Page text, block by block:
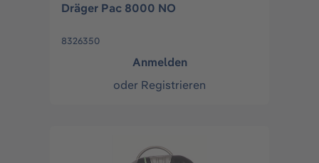
Dräger Pac 8000 NO
8326350
Anmelden
oder Registrieren